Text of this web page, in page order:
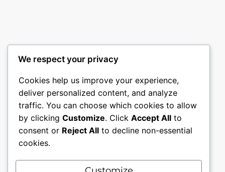
We respect your privacy
Cookies help us improve your experience,
deliver personalized content, and analyze
traffic. You can choose which cookies to allow
by clicking Customize. Click Accept All to
consent or Reject All to decline non-essential
cookies.